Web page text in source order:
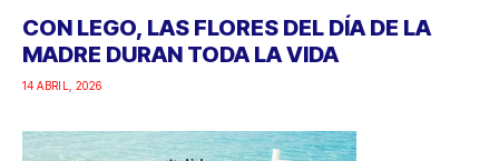
CON LEGO, LAS FLORES DEL DÍA DE LA
MADRE DURAN TODA LA VIDA
14 ABRIL, 2026